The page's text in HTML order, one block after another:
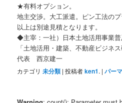
★有料オプション。
地主交渉。大工派遣。ピン工法のプ
以上は別途見積となります。
◆主宰：一社）日本土地活用事業
「土地活用・建築、不動産ビジネス
代表 西京建一
カテゴリ未分類 | 投稿者ken1. |パー